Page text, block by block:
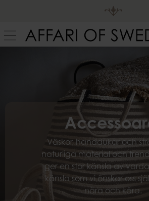
Väskor, handdukar och
naturliga material och
ger en stor känsla av
känsla som vi önskar oss
nära och kära.